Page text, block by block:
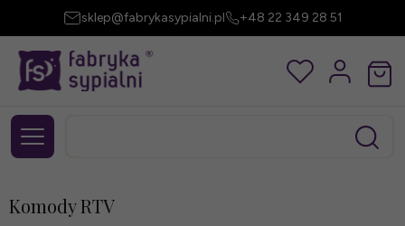
sklep@fabrykasypialni.pl +48 22 349 28 51
Komody RTV